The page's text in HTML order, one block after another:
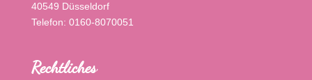
40549 Düsseldorf
Telefon: 0160-8070051
Rechtliches